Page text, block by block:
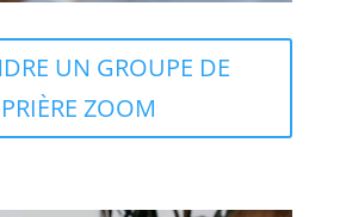
UN GROUPE DE
PRIÈRE ZOOM